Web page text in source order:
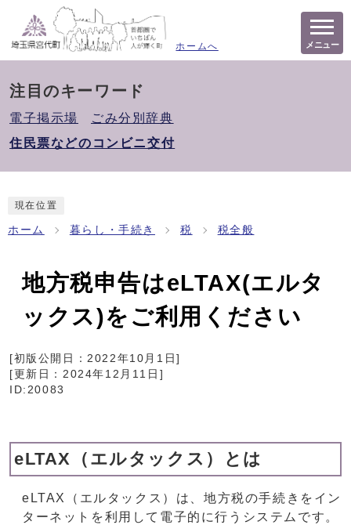
ホームへ メニュー
注目のキーワード
電子掲示場
ごみ分別辞典
住民票などのコンビニ交付
現在位置
ホーム 暮らし・手続き 税 税全般
地方税申告はeLTAX(エルタ
ックス)をご利用ください
[初版公開日：2022年10月1日]
[更新日： 2024年12月11日 ]
ID:20083
eLTAX（エルタックス）とは
eLTAX（エルタックス）は、地方税の手続きをイン
ターネットを利用して電子的に行うシステムです。